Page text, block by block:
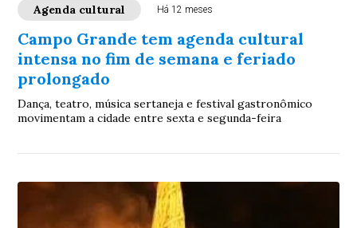
Agenda cultural Há 12 meses
Campo Grande tem agenda cultural
intensa no fim de semana e feriado
prolongado
Dança, teatro, música sertaneja e festival gastronômico
movimentam a cidade entre sexta e segunda-feira